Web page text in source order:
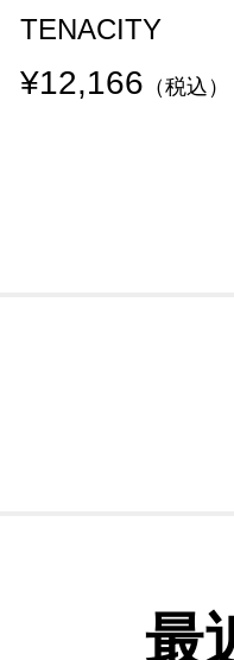
TENACITY
¥12,166 （税込）
最